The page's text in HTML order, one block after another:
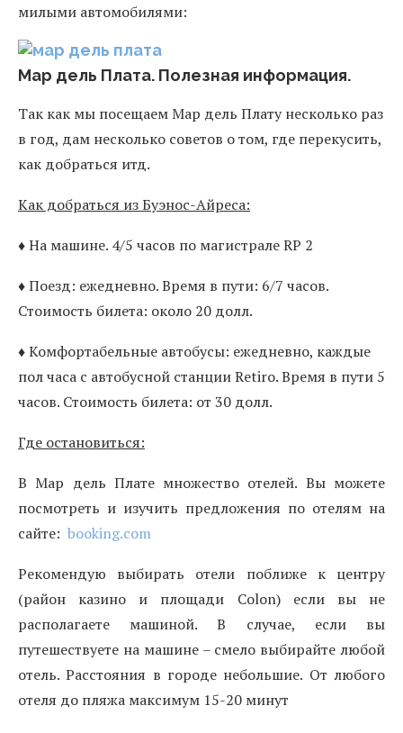
милыми автомобилями:
Мар дель Плата. Полезная информация.
Так как мы посещаем Мар дель Плату несколько раз
в год, дам несколько советов о том, где перекусить,
как добраться итд.
Как добраться из Буэнос-Айреса:
♦ На машине. 4/5 часов по магистрале RP 2
♦ Поезд: ежедневно. Время в пути: 6/7 часов.
Стоимость билета: около 20 долл.
♦ Комфортабельные автобусы: ежедневно, каждые
пол часа с автобусной станции Retiro. Время в пути 5
часов. Стоимость билета: от 30 долл.
Где остановиться:
В Мар дель Плате множество отелей. Вы можете
посмотреть и изучить предложения по отелям на
сайте: booking.com
Рекомендую выбирать отели поближе к центру
(район казино и площади Colon) если вы не
располагаете машиной. В случае, если вы
путешествуете на машине – смело выбирайте любой
отель. Расстояния в городе небольшие. От любого
отеля до пляжа максимум 15-20 минут